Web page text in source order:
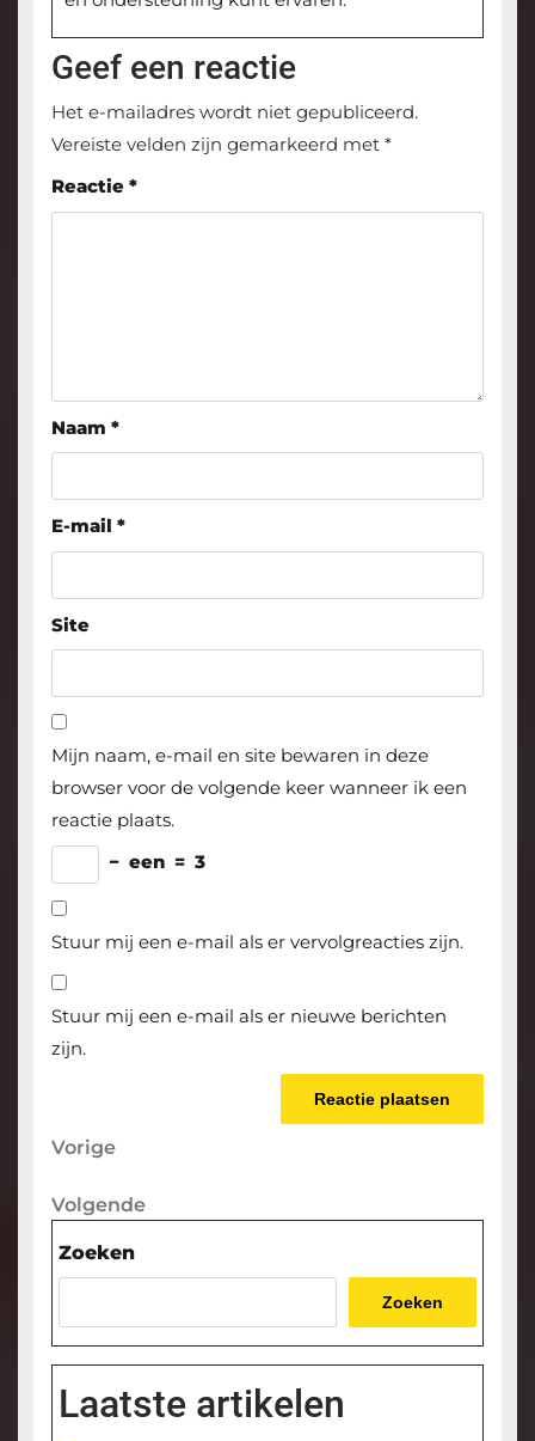
Geef een reactie
Het e-mailadres wordt niet gepubliceerd.
Vereiste velden zijn gemarkeerd met *
Reactie *
Naam *
E-mail *
Site
Mijn naam, e-mail en site bewaren in deze
browser voor de volgende keer wanneer ik een
reactie plaats.
− een = 3
Stuur mij een e-mail als er vervolgreacties zijn.
Stuur mij een e-mail als er nieuwe berichten
zijn.
Berichtnavigatie
Vorige
Vorige
Volgende
Volgende
Zoeken
Zoeken
Laatste artikelen